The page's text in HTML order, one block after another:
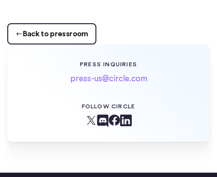
Back to pressroom
PRESS INQUIRIES
press-us@circle.com
FOLLOW CIRCLE